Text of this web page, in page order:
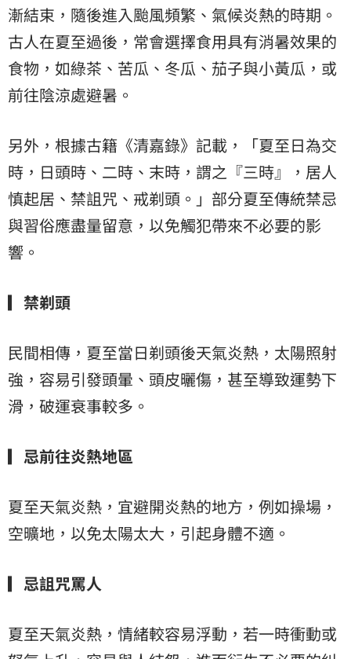
漸結束，隨後進入颱風頻繁、氣候炎熱的時期。
古人在夏至過後，常會選擇食用具有消暑效果的
食物，如綠茶、苦瓜、冬瓜、茄子與小黃瓜，或
前往陰涼處避暑。
另外，根據古籍《清嘉錄》記載，「夏至日為交
時，日頭時、二時、末時，謂之『三時』，居人
慎起居、禁詛咒、戒剃頭。」部分夏至傳統禁忌
與習俗應盡量留意，以免觸犯帶來不必要的影
響。
▎禁剃頭
民間相傳，夏至當日剃頭後天氣炎熱，太陽照射
強，容易引發頭暈、頭皮曬傷，甚至導致運勢下
滑，破運衰事較多。
▎忌前往炎熱地區
夏至天氣炎熱，宜避開炎熱的地方，例如操場，
空曠地，以免太陽太大，引起身體不適。
▎忌詛咒罵人
夏至天氣炎熱，情緒較容易浮動，若一時衝動或